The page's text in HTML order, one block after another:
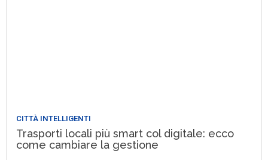
CITTÀ INTELLIGENTI
Trasporti locali più smart col digitale: ecco
come cambiare la gestione